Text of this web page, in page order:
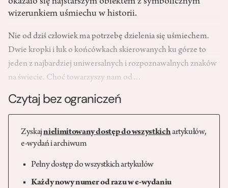
wizerunkiem uśmiechu w historii.
Nie od dziś człowiek ma potrzebę dzielenia się uśmiechem.
Dwie kropki i łuk o końcówkach skierowanych ku górze to
jeden z najbardziej uniwersalnych i rozpoznawalnych znaków
na świecie. Choć towarzyszy nam od…
Czytaj bez ograniczeń
Zyskajnielimitowany dostęp do wszystkichartykułów,
e-wydań i archiwum
Pełny dostęp do wszystkich artykułów
Każdy nowy numer od razu w e-wydaniu